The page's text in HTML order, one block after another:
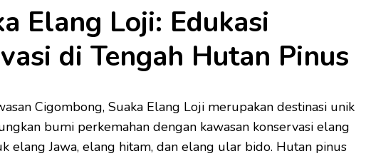
Elang Loji: Edukasi
di Tengah Hutan Pinus
Cigombong, Suaka Elang Loji merupakan destinasi unik
bumi perkemahan dengan kawasan konservasi elang
elang Jawa, elang hitam, dan elang ular bido. Hutan pinus